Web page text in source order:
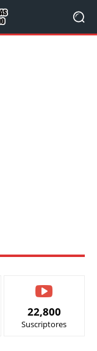
22,800
Suscriptores